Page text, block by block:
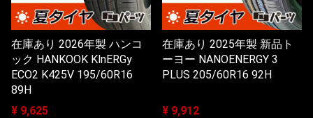
在庫あり 2026年製 ハンコ
ック HANKOOK KlnERGy
ECO2 K425V 195/60R16
89H
¥ 9,625
在庫あり 2025年製 新品ト
ーヨー NANOENERGY 3
PLUS 205/60R16 92H
¥ 9,912